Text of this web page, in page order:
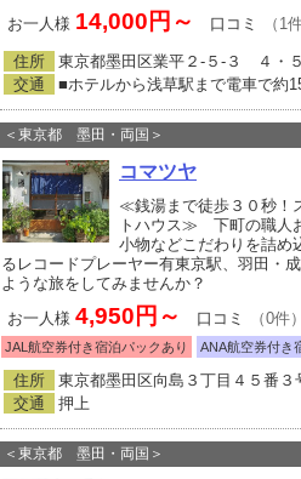
お一人様 14,000円～ 口コミ （1
住所
東京都墨田区業平２‐５‐３ ４・
交通
■ホテルから浅草駅まで電車で
＜東京都 墨田・両国＞
コマツヤ
≪銭湯まで徒歩３０秒！
トハウス≫ 下町の職人
小物などこだわりを詰め
るレコードプレーヤー有東京駅、羽田・
ような旅をしてみませんか？
お一人様 4,950円～ 口コミ （0件）
JAL航空券付き宿泊パックあり ANA航空券付き
住所
東京都墨田区向島３丁目４５番３
交通
押上
＜東京都 墨田・両国＞